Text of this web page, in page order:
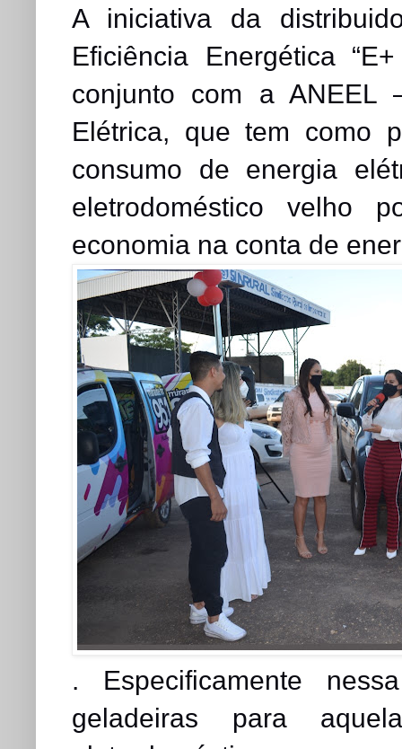
A iniciativa da
Eficiência Energética
conjunto com a ANEEL
Elétrica, que tem como
consumo de energia
eletrodoméstico velho
economia na conta de
. Especificamente
geladeiras para